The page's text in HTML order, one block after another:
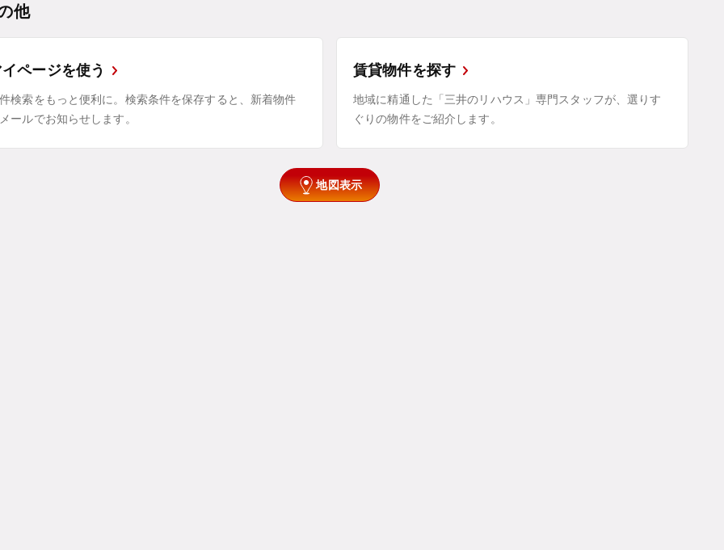
他
ページを使う
検索をもっと便利に。検索条件を保存すると、新着物件
ールでお知らせします。
賃貸物件を探す
地域に精通した「三井のリハウス」専門スタッフが、選りす
ぐりの物件をご紹介します。
地図表示